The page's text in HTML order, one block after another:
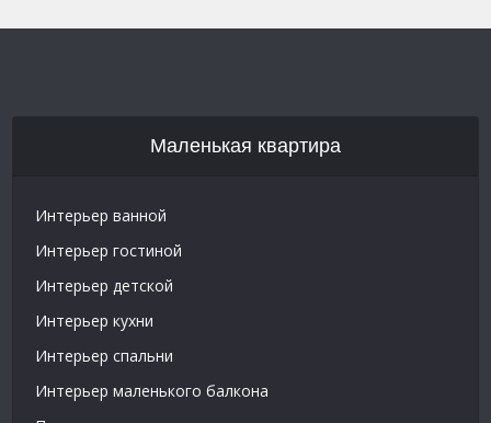
Маленькая квартира
Интерьер ванной
Интерьер гостиной
Интерьер детской
Интерьер кухни
Интерьер спальни
Интерьер маленького балкона